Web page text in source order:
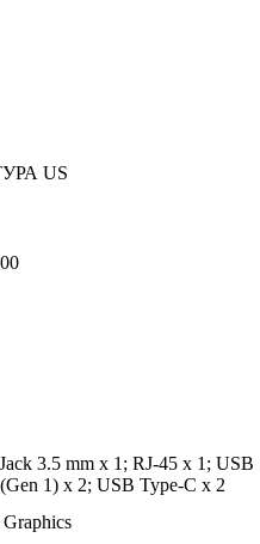
US
3.5 mm x 1; RJ-45 x 1; USB
1) x 2; USB Type-C x 2